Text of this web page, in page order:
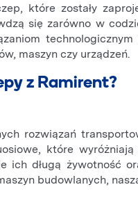
które zostały
się zarówno w
maszyn czy urządzeń.
z Ramirent?
rozwiązań
które
ich długą żywotność
budowlanych,